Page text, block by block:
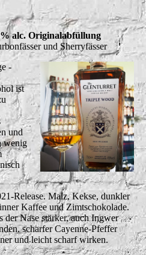
alc. Originalabfüllung
und Sherryfässer
-
ist
und
wenig
Release. Malz, Kekse, dunkler
Kaffee und Zimtschokolade.
Nase stärker, auch Ingwer
scharfer Cayenne-Pfeffer
und leicht scharf wirken.